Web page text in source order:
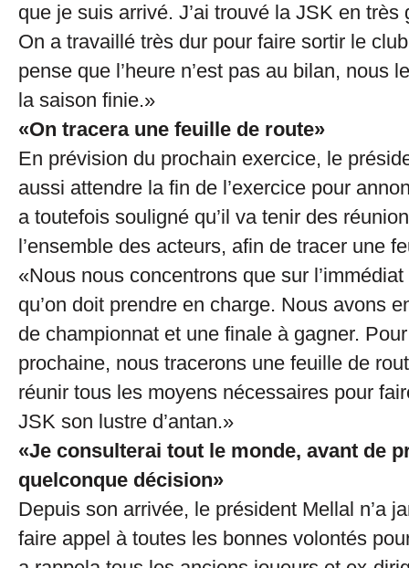
que je suis arrivé. J’ai trouvé la JSK en très
On a travaillé très dur pour faire sortir le
pense que l’heure n’est pas au bilan, nous
la saison finie.»
«On tracera une feuille de route»
En prévision du prochain exercice, le
aussi attendre la fin de l’exercice pour
a toutefois souligné qu’il va tenir des
l’ensemble des acteurs, afin de tracer une
«Nous nous concentrons que sur
qu’on doit prendre en charge. Nous avons
de championnat et une finale à gagner.
prochaine, nous tracerons une feuille de
réunir tous les moyens nécessaires pour
JSK son lustre d’antan.»
«Je consulterai tout le monde, avant de
quelconque décision»
Depuis son arrivée, le président Mellal n’a
faire appel à toutes les bonnes volontés